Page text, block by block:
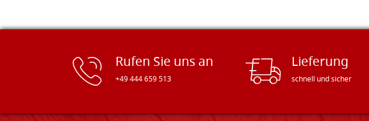
Rufen Sie uns an
+49 444 659 513
Lieferung
schnell und sicher